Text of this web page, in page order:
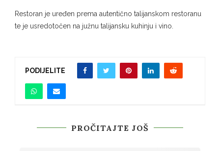
Restoran je uređen prema autentično talijanskom restoranu
te je usredotočen na južnu talijansku kuhinju i vino.
PODIJELITE
PROČITAJTE JOŠ